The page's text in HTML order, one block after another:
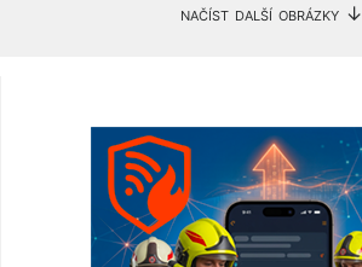
načíst další obrázky ↓